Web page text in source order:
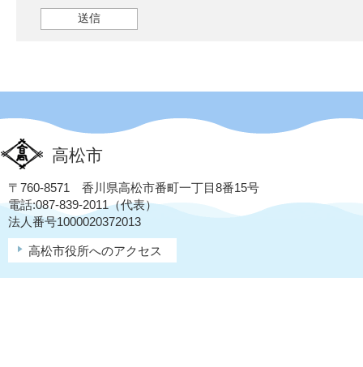
高松市
〒760-8571 香川県高松市番町一丁目8番15号
電話:087-839-2011（代表）
法人番号1000020372013
高松市役所へのアクセス